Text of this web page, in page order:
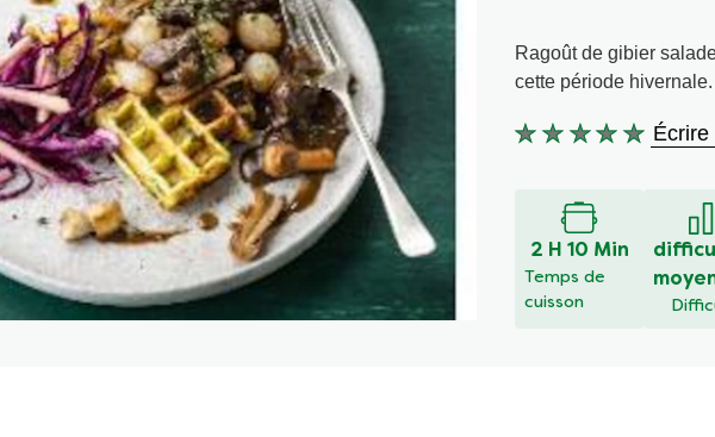
Ragoût de gibier
cette période hivernale.
Aucune
soumise
pour
ce
recipe
Écrire
2 H 10 Min
Temps de
cuisson